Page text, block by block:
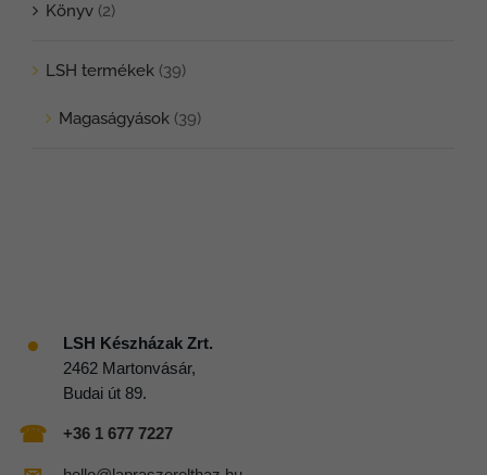
Könyv (2)
LSH termékek (39)
Magaságyások (39)
●
LSH Készházak Zrt.
2462 Martonvásár,
Budai út 89.
☎ +36 1 677 7227